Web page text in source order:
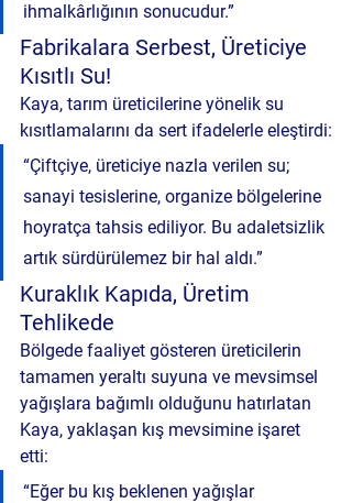
ihmalkârlığının sonucudur.”
Fabrikalara Serbest, Üreticiye
Kısıtlı Su!
Kaya, tarım üreticilerine yönelik su
kısıtlamalarını da sert ifadelerle eleştirdi:
“Çiftçiye, üreticiye nazla verilen su;
sanayi tesislerine, organize bölgelerine
hoyratça tahsis ediliyor. Bu adaletsizlik
artık sürdürülemez bir hal aldı.”
Kuraklık Kapıda, Üretim
Tehlikede
Bölgede faaliyet gösteren üreticilerin
tamamen yeraltı suyuna ve mevsimsel
yağışlara bağımlı olduğunu hatırlatan
Kaya, yaklaşan kış mevsimine işaret
etti:
“Eğer bu kış beklenen yağışlar